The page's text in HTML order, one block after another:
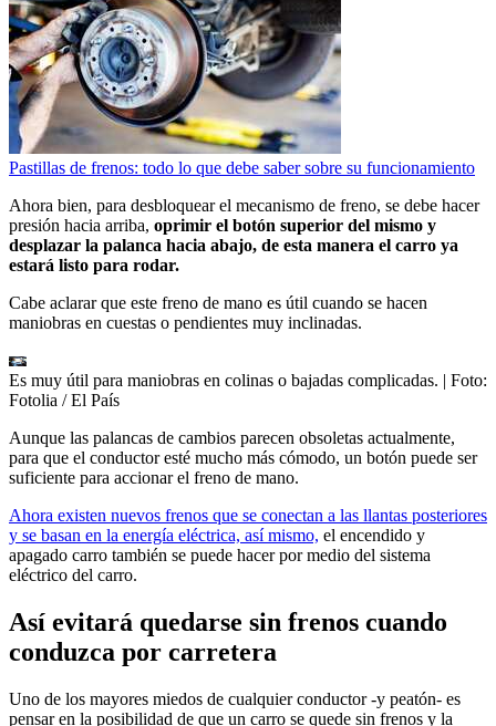
Pastillas de frenos: todo lo que debe saber sobre su funcionamiento
Ahora bien, para desbloquear el mecanismo de freno, se debe hacer
presión hacia arriba, oprimir el botón superior del mismo y
desplazar la palanca hacia abajo, de esta manera el carro ya
estará listo para rodar.
Cabe aclarar que este freno de mano es útil cuando se hacen
maniobras en cuestas o pendientes muy inclinadas.
Es muy útil para maniobras en colinas o bajadas complicadas. | Foto:
Fotolia / El País
Aunque las palancas de cambios parecen obsoletas actualmente,
para que el conductor esté mucho más cómodo, un botón puede ser
suficiente para accionar el freno de mano.
Ahora existen nuevos frenos que se conectan a las llantas posteriores
y se basan en la energía eléctrica, así mismo, el encendido y
apagado carro también se puede hacer por medio del sistema
eléctrico del carro.
Así evitará quedarse sin frenos cuando
conduzca por carretera
Uno de los mayores miedos de cualquier conductor -y peatón- es
pensar en la posibilidad de que un carro se quede sin frenos y la